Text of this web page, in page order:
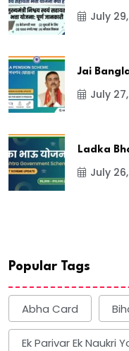
July
Jai
July
Ladka
July
Popular Tags
Abha Card
Ek Parivar Ek Naukri